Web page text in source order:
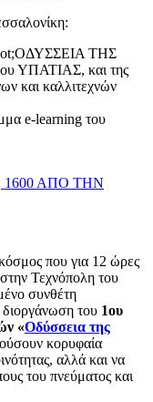
ΤΗΣ
ΥΠΑΤΙΑΣ, και της
και καλλιτεχνών
e-learning του
1600 ΑΠΟ ΤΗΝ
που για 12 ώρες
Τεχνόπολη του
συνθέτη
διοργάνωση του 1ου
«Οδύσσεια της
κορυφαία
αλλά και να
του πνεύματος και